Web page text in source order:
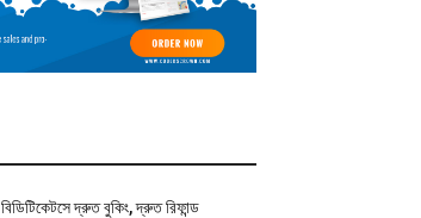
বিডিটিকেটসে দ্রুত বুকিং, দ্রুত রিফান্ড